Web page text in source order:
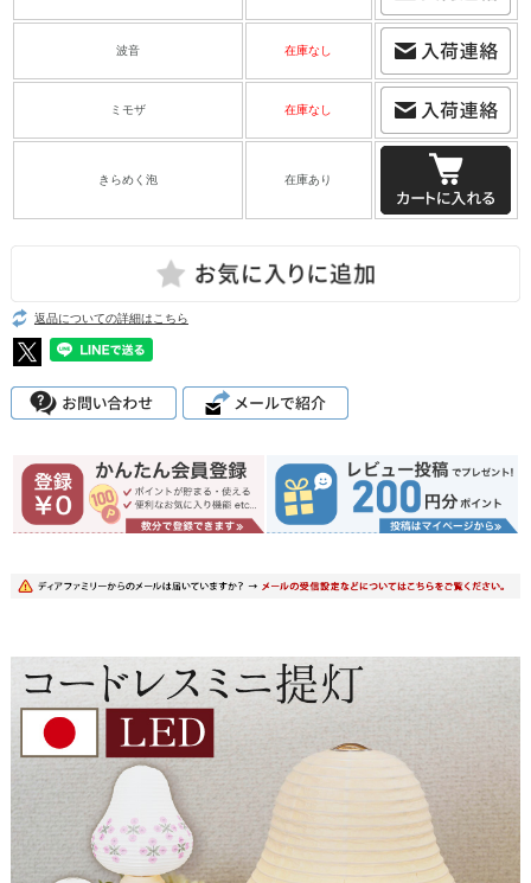
波音 在庫なし
ミモザ 在庫なし
きらめく泡 在庫あり
返品についての詳細はこちら